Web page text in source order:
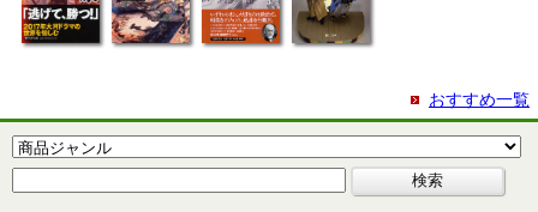
おすすめ一覧